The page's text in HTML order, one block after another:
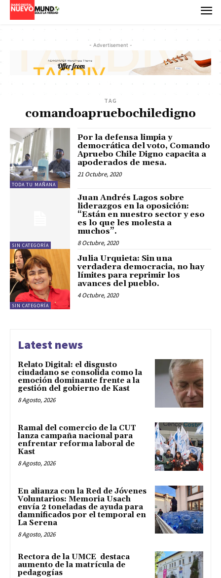
- Advertisement -
TAG
comandoapruebochiledigno
TODA TU MAÑANA
Por la defensa limpia y
democrática del voto, Comando
Apruebo Chile Digno capacita a
apoderados de mesa.
21 Octubre, 2020
SIN CATEGORÍA
Juan Andrés Lagos sobre
liderazgos en la oposición:
“Están en nuestro sector y eso
es lo que les molesta a
muchos”.
8 Octubre, 2020
SIN CATEGORÍA
Julia Urquieta: Sin una
verdadera democracia, no hay
límites para reprimir los
avances del pueblo.
4 Octubre, 2020
Latest news
Relato Digital: el disgusto
ciudadano se consolida como la
emoción dominante frente a la
gestión del gobierno de Kast
8 Agosto, 2026
Ramal del comercio de la CUT
lanza campaña nacional para
enfrentar reforma laboral de
Kast
8 Agosto, 2026
En alianza con la Red de Jóvenes
Voluntarios: Memoria Usach
envía 2 toneladas de ayuda para
damnificados por el temporal en
La Serena
8 Agosto, 2026
Rectora de la UMCE destaca
aumento de la matrícula de
pedagogías